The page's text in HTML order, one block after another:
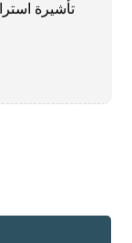
تأشيرة